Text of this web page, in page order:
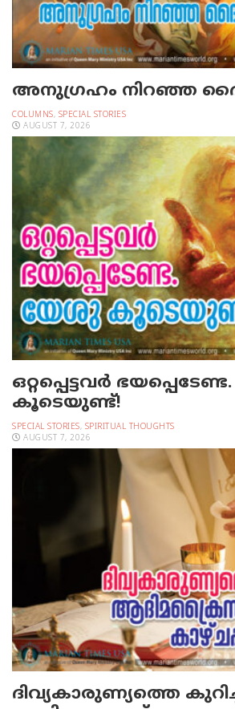
അനുഗ്രഹം നിറഞ്ഞ
COLUMNS, SPECIAL STORIES
AUGUST 7, 2026
ഒറ്റപ്പെട്ടവര്‍
കൂടെയുണ്ട്!
SPECIAL STORIES, SPIRITUAL THOUGHTS
AUGUST 7, 2026
ദിവ്യകാരുണ്യത്തെ